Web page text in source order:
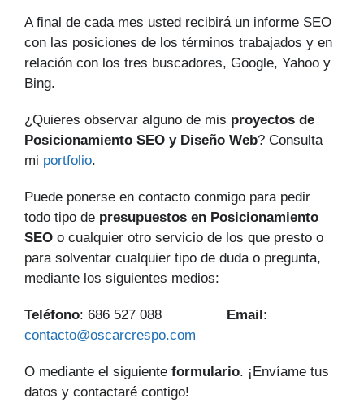
A final de cada mes usted recibirá un informe SEO
con las posiciones de los términos trabajados y en
relación con los tres buscadores, Google, Yahoo y
Bing.
¿Quieres observar alguno de mis proyectos de
Posicionamiento SEO y Diseño Web? Consulta
mi portfolio.
Puede ponerse en contacto conmigo para pedir
todo tipo de presupuestos en Posicionamiento
SEO o cualquier otro servicio de los que presto o
para solventar cualquier tipo de duda o pregunta,
mediante los siguientes medios:
Teléfono: 686 527 088 Email :
contacto@oscarcrespo.com
O mediante el siguiente formulario. ¡Envíame tus
datos y contactaré contigo!